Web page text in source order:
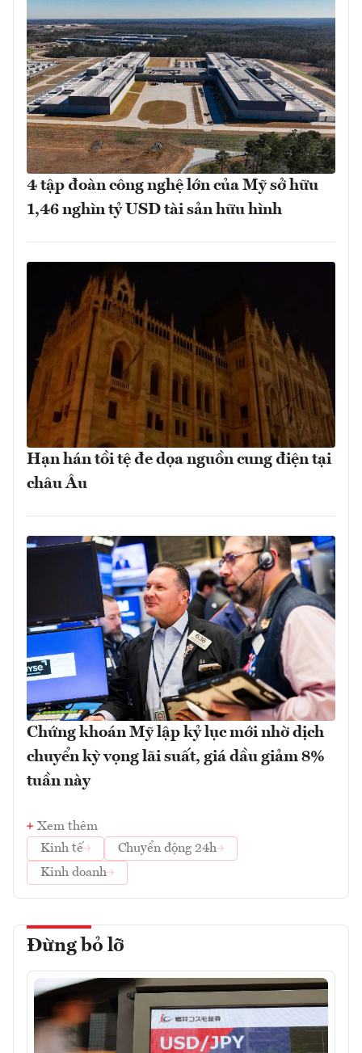
4 tập đoàn công nghệ lớn của Mỹ sở hữu
1,46 nghìn tỷ USD tài sản hữu hình
Hạn hán tồi tệ đe dọa nguồn cung điện tại
châu Âu
Chứng khoán Mỹ lập kỷ lục mới nhờ dịch
chuyển kỳ vọng lãi suất, giá dầu giảm 8%
tuần này
Xem thêm
Kinh tế
Chuyển động 24h
Kinh doanh
Đừng bỏ lỡ